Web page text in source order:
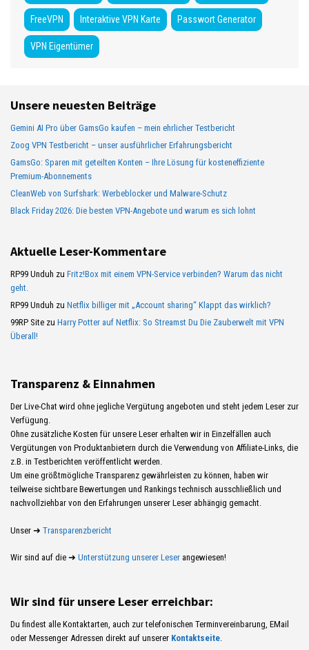
FreeVPN Interaktive VPN Karte Passwort Generator
VPN Eigentümer
Unsere neuesten Beiträge
Gemini AI Pro über GamsGo kaufen – mein ehrlicher Testbericht
Zoog VPN Testbericht – unser ausführlicher Erfahrungsbericht
GamsGo: Sparen mit geteilten Konten – Ihre Lösung für kosteneffiziente
Premium-Abonnements
CleanWeb von Surfshark: Werbeblocker und Malware-Schutz
Black Friday 2026: Die besten VPN-Angebote und warum es sich lohnt
Aktuelle Leser-Kommentare
RP99 Unduh zu Fritz!Box mit einem VPN-Service verbinden? Warum das nicht
geht.
RP99 Unduh zu Netflix billiger mit „Account sharing“ Klappt das wirklich?
99RP Site zu Harry Potter auf Netflix: So Streamst Du Die Zauberwelt mit VPN
Überall!
Transparenz & Einnahmen
Der Live-Chat wird ohne jegliche Vergütung angeboten und steht jedem Leser zur
Verfügung.
Ohne zusätzliche Kosten für unsere Leser erhalten wir in Einzelfällen auch
Vergütungen von Produktanbietern durch die Verwendung von Affiliate-Links, die
z.B. in Testberichten veröffentlicht werden.
Um eine größtmögliche Transparenz gewährleisten zu können, haben wir
teilweise sichtbare Bewertungen und Rankings technisch ausschließlich und
nachvollziehbar von den Erfahrungen unserer Leser abhängig gemacht.
Unser ➜ Transparenzbericht
Wir sind auf die ➜ Unterstützung unserer Leser angewiesen!
Wir sind für unsere Leser erreichbar:
Du findest alle Kontaktarten, auch zur telefonischen Terminvereinbarung, EMail
oder Messenger Adressen direkt auf unserer Kontaktseite.